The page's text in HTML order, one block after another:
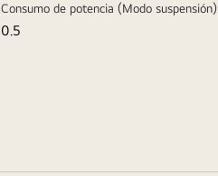
Consumo de potencia (Modo suspensión)
0.5